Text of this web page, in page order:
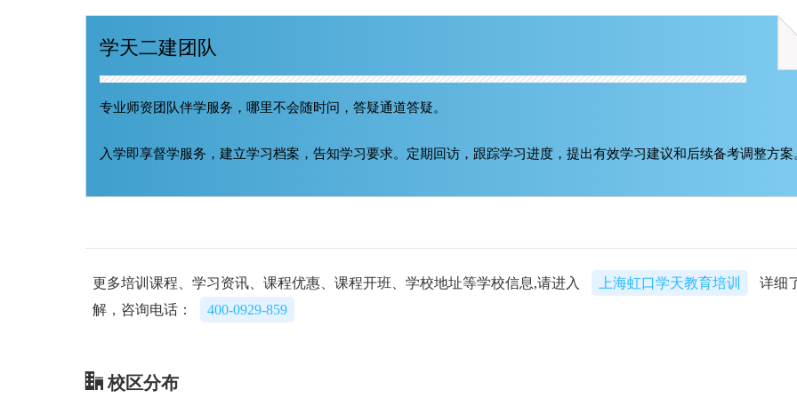
学天二建团队
专业师资团队伴学服务，哪里不会随时问，答疑通道答疑。
入学即享督学服务，建立学习档案，告知学习要求。定期回访，跟踪学习进度，提出有效学习建议和后续备考调整方案
更多培训课程、学习资讯、课程优惠、课程开班、学校地址等学校信息,请进入 上海虹口学天教育培训
详细
解，咨询电话：
400-0929-859
校区分布